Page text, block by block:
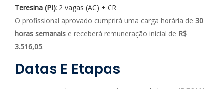
Teresina (PI): 2 vagas (AC) + CR
O profissional aprovado cumprirá uma carga horária de 30
horas semanais e receberá remuneração inicial de R$
3.516,05.
Datas E Etapas